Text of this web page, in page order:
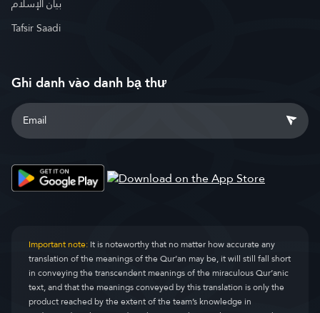
Tafsir Saadi
Ghi danh vào danh bạ thư
Important note:It is noteworthy that no matter how accurate any
translation of the meanings of the Qur’an may be, it will still fall short
in conveying the transcendent meanings of the miraculous Qur’anic
text, and that the meanings conveyed by this translation is only the
product reached by the extent of the team’s knowledge in